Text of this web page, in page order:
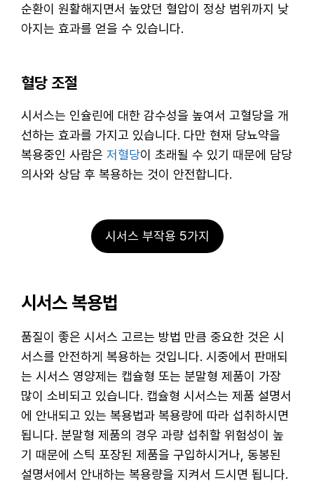
순환이 원활해지면서 높았던 혈압이 정상 범위까지 낮
아지는 효과를 얻을 수 있습니다.
혈당 조절
시서스는 인슐린에 대한 감수성을 높여서 고혈당을 개
선하는 효과를 가지고 있습니다. 다만 현재 당뇨약을
복용중인 사람은 저혈당이 초래될 수 있기 때문에 담당
의사와 상담 후 복용하는 것이 안전합니다.
시서스 부작용 5가지
시서스 복용법
품질이 좋은 시서스 고르는 방법 만큼 중요한 것은 시
서스를 안전하게 복용하는 것입니다. 시중에서 판매되
는 시서스 영양제는 캡슐형 또는 분말형 제품이 가장
많이 소비되고 있습니다. 캡슐형 시서스는 제품 설명서
에 안내되고 있는 복용법과 복용량에 따라 섭취하시면
됩니다. 분말형 제품의 경우 과량 섭취할 위험성이 높
기 때문에 스틱 포장된 제품을 구입하시거나, 동봉된
설명서에서 안내하는 복용량을 지켜서 드시면 됩니다.